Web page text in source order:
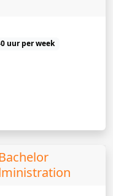
uur per week